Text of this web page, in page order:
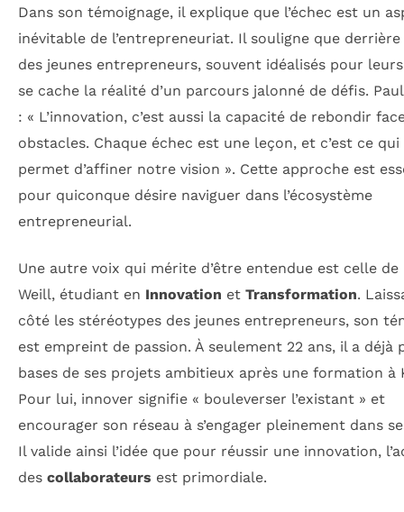
Dans son témoignage, il explique que l’échec est un
inévitable de l’entrepreneuriat. Il souligne que
des jeunes entrepreneurs, souvent idéalisés pour
se cache la réalité d’un parcours jalonné de défis.
: « L’innovation, c’est aussi la capacité de rebondir
obstacles. Chaque échec est une leçon, et c’est ce qui
permet d’affiner notre vision ». Cette approche est
pour quiconque désire naviguer dans l’écosystème
entrepreneurial.
Une autre voix qui mérite d’être entendue est celle de
Weill, étudiant en Innovation et Transformation.
côté les stéréotypes des jeunes entrepreneurs, son
est empreint de passion. À seulement 22 ans, il a déjà
bases de ses projets ambitieux après une formation à
Pour lui, innover signifie « bouleverser l’existant » et
encourager son réseau à s’engager pleinement dans
Il valide ainsi l’idée que pour réussir une innovation,
des collaborateurs est primordiale.